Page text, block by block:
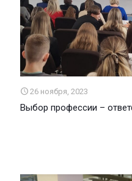
26 ноября, 2023
Выбор профессии –